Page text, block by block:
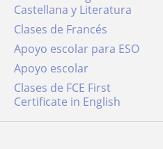
Castellana y Literatura
Clases de Francés
Apoyo escolar para ESO
Apoyo escolar
Clases de FCE First
Certificate in English